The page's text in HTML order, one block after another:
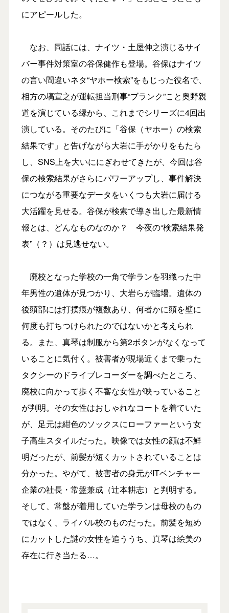
にアピールした。
なお、同話には、ナイツ・土屋伸之演じるサイ
バー事件対策室の谷保健作も登場。谷保はナイツ
の言い間違いネタ“ヤホー検索”をもじった役名で、
相方の塙宣之が運転担当刑事“ブランク”こと奥野親
道を演じている縁から、これまでシリーズに4回出
演している。そのたびに「谷保（ヤホー）の検索
結果です」と告げながら大岩に手がかりをもたら
し、SNS上を大いににぎわせてきたが、今回は谷
保の検索結果がさらにパワーアップし、事件解決
につながる重要なデータをいくつも大岩に届ける
大活躍を見せる。谷保が検索で導き出した最新情
報とは、どんなものなのか？ 今夜の“検索結果発
表”（？）は見逃せない。
廃校となった学校の一角で学ランを羽織った中
年男性の遺体が見つかり、大岩らが臨場。遺体の
後頭部には打撲痕が複数あり、何者かに頭を壁に
何度も打ちつけられたのではないかと考えられ
る。また、真琴は制服から第2ボタンがなくなって
いることに気付く。被害者が現場近くまで乗った
タクシーのドライブレコーダーを調べたところ、
廃校に向かって歩く不審な女性が映っていること
が判明。その女性はおしゃれなコートを着ていた
が、足元は紺色のソックスにローファーという女
子高生スタイルだった。映像では女性の顔は不鮮
明だったが、前髪が短くカットされていることは
分かった。やがて、被害者の身元がITベンチャー
企業の社長・常盤兼成（辻本耕志）と判明する。
そして、常盤が着用していた学ランは母校のもの
ではなく、ライバル校のものだった。前髪を短め
にカットした謎の女性を追ううち、真琴は絵美の
存在に行き当たる…。